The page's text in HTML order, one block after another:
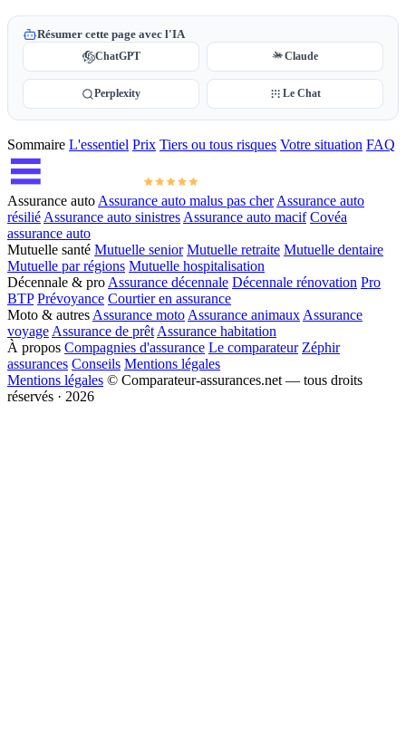
Résumer cette page avec l'IA
ChatGPT Claude
Perplexity Le Chat
Sommaire L'essentiel Prix Tiers ou tous risques Votre situation FAQ
Assurance auto Assurance auto malus pas cher Assurance auto
résilié Assurance auto sinistres Assurance auto macif Covéa
assurance auto
Mutuelle santé Mutuelle senior Mutuelle retraite Mutuelle dentaire
Mutuelle par régions Mutuelle hospitalisation
Décennale & pro Assurance décennale Décennale rénovation Pro
BTP Prévoyance Courtier en assurance
Moto & autres Assurance moto Assurance animaux Assurance
voyage Assurance de prêt Assurance habitation
À propos Compagnies d'assurance Le comparateur Zéphir
assurances Conseils Mentions légales
Mentions légales © Comparateur-assurances.net — tous droits
réservés · 2026